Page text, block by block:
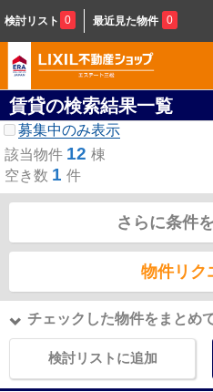
検討リスト 0 最近見た物件 0
賃貸の検索結果一覧
募集中のみ表示
該当物件 12 棟
空き数 1 件
さらに条件
物件リク
チェックした物件をまとめ
検討リストに追加